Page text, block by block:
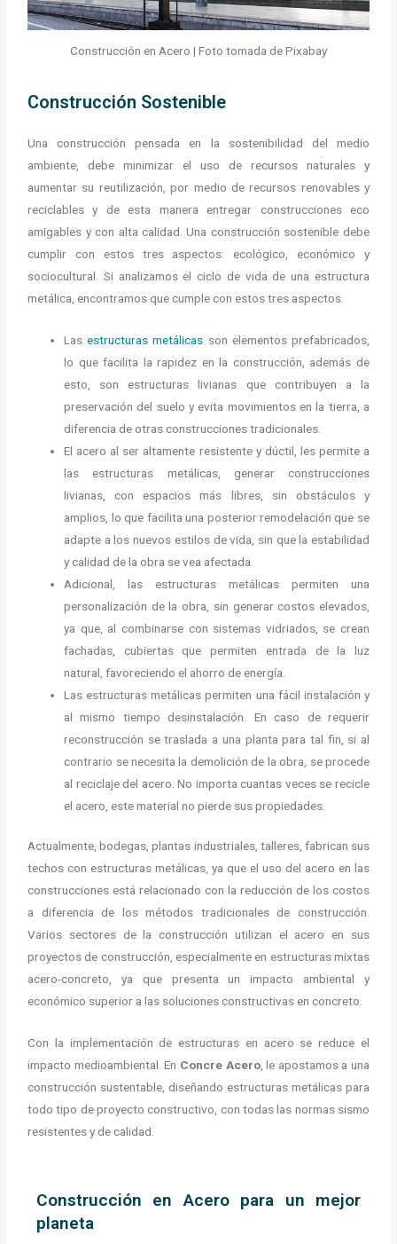
Construcción en Acero | Foto tomada de Pixabay
Construcción Sostenible
Una construcción pensada en la sostenibilidad del medio
ambiente, debe minimizar el uso de recursos naturales y
aumentar su reutilización, por medio de recursos renovables y
reciclables y de esta manera entregar construcciones eco
amigables y con alta calidad. Una construcción sostenible debe
cumplir con estos tres aspectos: ecológico, económico y
sociocultural. Si analizamos el ciclo de vida de una estructura
metálica, encontramos que cumple con estos tres aspectos.
Lasestructuras metálicas son elementos prefabricados,
lo que facilita la rapidez en la construcción, además de
esto, son estructuras livianas que contribuyen a la
preservación del suelo y evita movimientos en la tierra, a
diferencia de otras construcciones tradicionales.
El acero al ser altamente resistente y dúctil, les permite a
las estructuras metálicas, generar construcciones
livianas, con espacios más libres, sin obstáculos y
amplios, lo que facilita una posterior remodelación que se
adapte a los nuevos estilos de vida, sin que la estabilidad
y calidad de la obra se vea afectada.
Adicional, las estructuras metálicas permiten una
personalización de la obra, sin generar costos elevados,
ya que, al combinarse con sistemas vidriados, se crean
fachadas, cubiertas que permiten entrada de la luz
natural, favoreciendo el ahorro de energía.
Las estructuras metálicas permiten una fácil instalación y
al mismo tiempo desinstalación. En caso de requerir
reconstrucción se traslada a una planta para tal fin, si al
contrario se necesita la demolición de la obra, se procede
al reciclaje del acero. No importa cuantas veces se recicle
el acero, este material no pierde sus propiedades.
Actualmente, bodegas, plantas industriales, talleres, fabrican sus
techos con estructuras metálicas, ya que el uso del acero en las
construcciones está relacionado con la reducción de los costos
a diferencia de los métodos tradicionales de construcción.
Varios sectores de la construcción utilizan el acero en sus
proyectos de construcción, especialmente en estructuras mixtas
acero-concreto, ya que presenta un impacto ambiental y
económico superior a las soluciones constructivas en concreto.
Con la implementación de estructuras en acero se reduce el
impacto medioambiental. En Concre Acero, le apostamos a una
construcción sustentable, diseñando estructuras metálicas para
todo tipo de proyecto constructivo, con todas las normas sismo
resistentes y de calidad.
Construcción en Acero para un mejor
planeta